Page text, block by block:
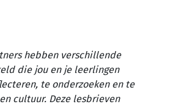
Bibliotheken
klankbordgroep
Actueel
hebben verschillende
die jou en je leerlingen
te onderzoeken en te
cultuur. Deze lesbrieven